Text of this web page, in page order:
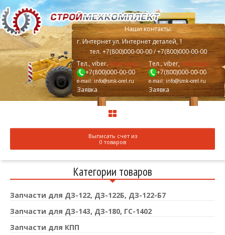
Наши контакты:
г. Интернетул. Интернет деталей, 1
тел.+7(800)000-00-00/ +7(800)000-00-00
Тел., viber,whatsapp
+7(800)000-00-00
e-mail: info@smk-orel.ru
Заявка
Тел., viber,whatsapp
+7(800)000-00-00
e-mail:info@smk-orel.ru
Заявка
Выписать счет из
0 товаров
Категории товаров
Запчасти для ДЗ-122, ДЗ-122Б, ДЗ-122-Б7
Запчасти для ДЗ-143, ДЗ-180, ГС-1402
Запчасти для КПП